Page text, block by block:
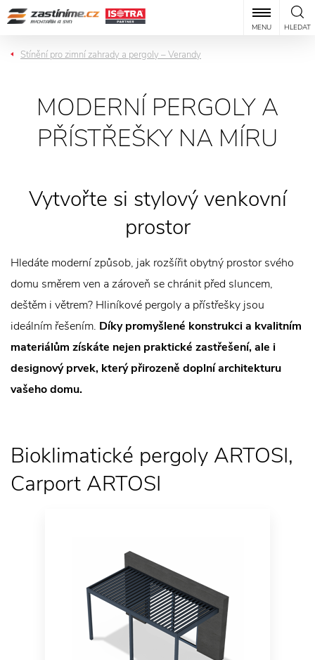
HLEDAT
MENU
Stínění pro zimní zahrady a pergoly – Verandy
MODERNÍ PERGOLY A
PŘÍSTŘEŠKY NA MÍRU
Vytvořte si stylový venkovní
prostor
Hledáte moderní způsob, jak rozšířit obytný prostor svého
domu směrem ven a zároveň se chránit před sluncem,
deštěm i větrem? Hliníkové pergoly a přístřešky jsou
ideálním řešením. Díky promyšlené konstrukci a kvalitním
materiálům získáte nejen praktické zastřešení, ale i
designový prvek, který přirozeně doplní architekturu
vašeho domu.
Bioklimatické pergoly ARTOSI,
Carport ARTOSI